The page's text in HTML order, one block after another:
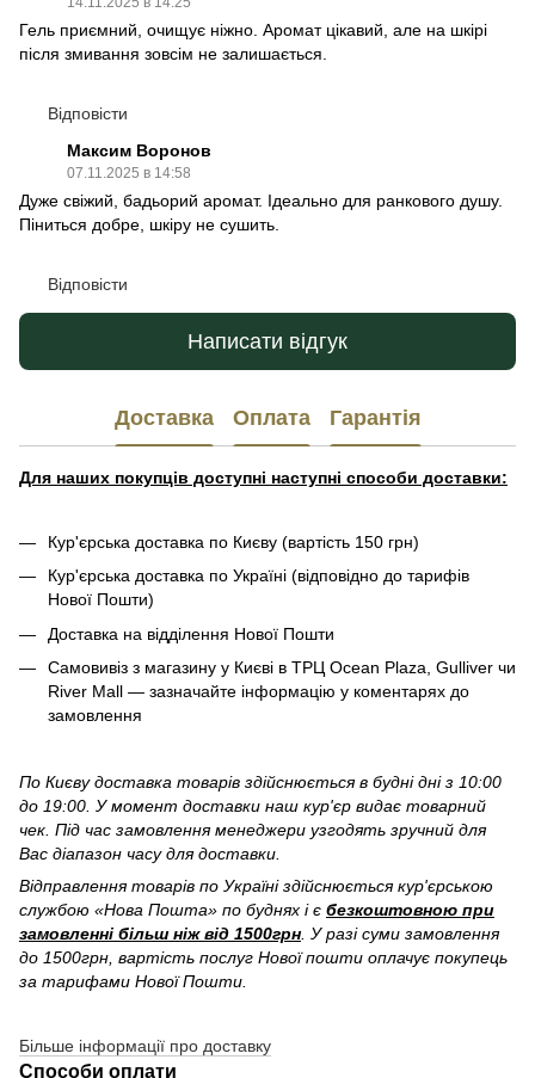
Гель приємний, очищує ніжно. Аромат цікавий, але на шкірі
після змивання зовсім не залишається.
Відповісти
Максим Воронов
07.11.2025 в 14:58
Дуже свіжий, бадьорий аромат. Ідеально для ранкового душу.
Піниться добре, шкіру не сушить.
Відповісти
Написати відгук
Доставка Оплата Гарантія
Для наших покупців доступні наступні способи доставки:
Кур'єрська доставка по Києву (вартість 150 грн)
Кур'єрська доставка по Україні (відповідно до тарифів
Нової Пошти)
Доставка на відділення Нової Пошти
Самовивіз з магазину у Києві в ТРЦ Ocean Plaza, Gulliver чи
River Mall — зазначайте інформацію у коментарях до
замовлення
По Києву доставка товарів здійснюється в будні дні з 10:00
до 19:00. У момент доставки наш кур'єр видає товарний
чек. Під час замовлення менеджери узгодять зручний для
Вас діапазон часу для доставки.
Відправлення товарів по Україні здійснюється кур'єрською
службою «Нова Пошта» по буднях і є безкоштовною при
замовленні більш ніж від 1500грн . У разі суми замовлення
до 1500грн, вартість послуг Нової пошти оплачує покупець
за тарифами Нової Пошти.
Більше інформації про доставку
Способи оплати